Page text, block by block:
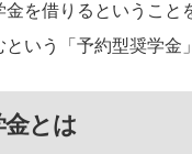
金を借りるというこ
いう「予約型奨学金
金とは